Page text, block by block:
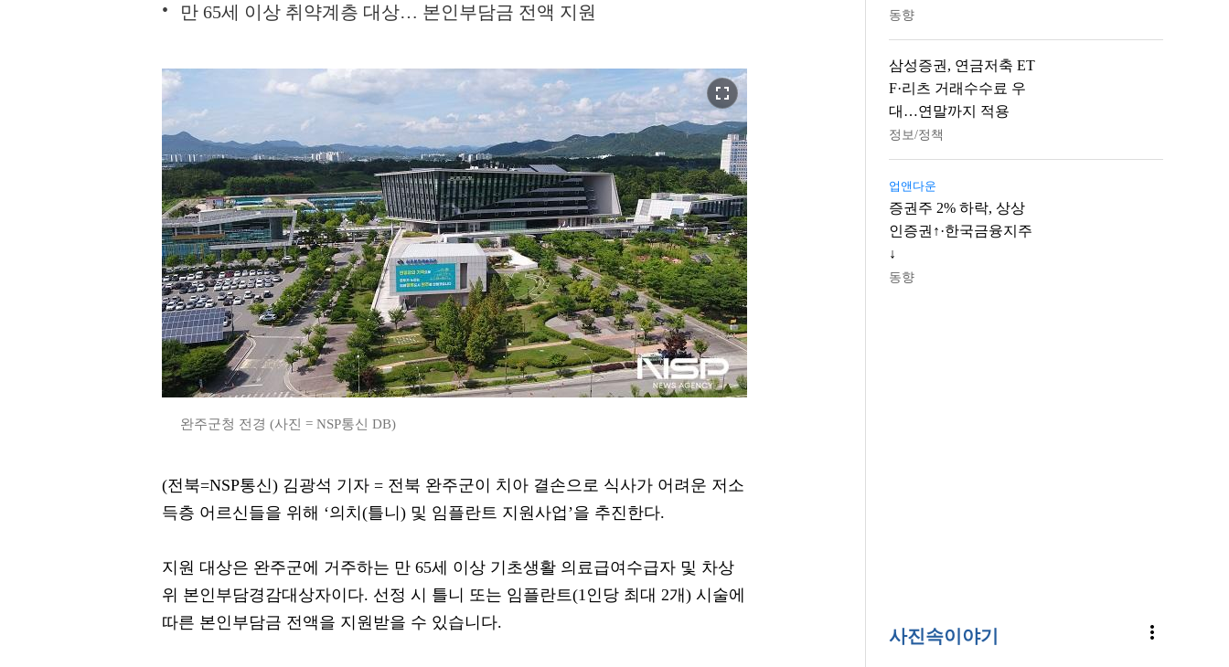
만 65세 이상 취약계층 대상… 본인부담금 전액 지원
fullscreen
완주군청 전경 (사진 = NSP통신 DB)
(전북=NSP통신) 김광석 기자 = 전북 완주군이 치아 결손으로 식사가 어려운 저소
득층 어르신들을 위해 ‘의치(틀니) 및 임플란트 지원사업’을 추진한다.
지원 대상은 완주군에 거주하는 만 65세 이상 기초생활 의료급여수급자 및 차상
위 본인부담경감대상자이다. 선정 시 틀니 또는 임플란트(1인당 최대 2개) 시술에
따른 본인부담금 전액을 지원받을 수 있습니다.
동향
삼성증권, 연금저축 ET
F·리츠 거래수수료 우
대…연말까지 적용
정보/정책
업앤다운
증권주 2% 하락, 상상
인증권↑·한국금융지주
↓
동향
사진속이야기 more_vert